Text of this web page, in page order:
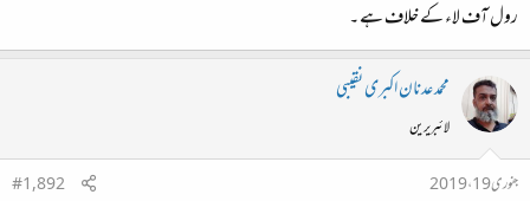
رول آف لاء کے خلاف ہے ۔
محمد عدنان اکبری نقیبی
لائبریرین
جنوری 19، 2019
#1,892